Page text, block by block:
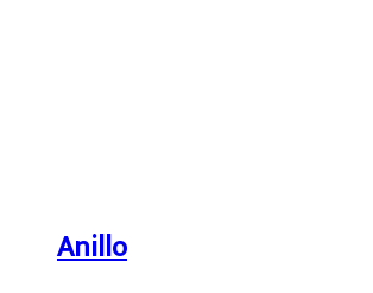
Anillo